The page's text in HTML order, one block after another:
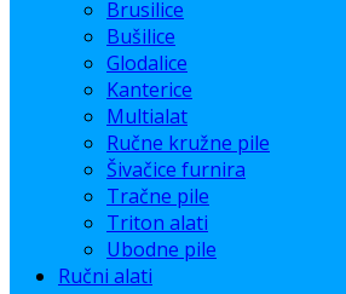
Brusilice
Bušilice
Glodalice
Kanterice
Multialat
Ručne kružne pile
Šivačice furnira
Tračne pile
Triton alati
Ubodne pile
Ručni alati